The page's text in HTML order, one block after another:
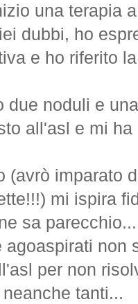
una terapia
dubbi, ho
e ho riferito
due noduli e
all'asl e mi
(avrò imparato
mi ispira
sa
non
per non
tanti...